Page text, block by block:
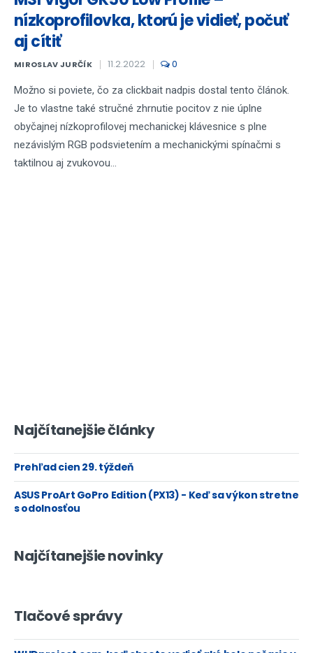
nízkoprofilovka, ktorú je vidieť, počuť
aj cítiť
MIROSLAV JURČÍK 11.2.2022 0
Možno si poviete, čo za clickbait nadpis dostal tento článok.
Je to vlastne také stručné zhrnutie pocitov z nie úplne
obyčajnej nízkoprofilovej mechanickej klávesnice s plne
nezávislým RGB podsvietením a mechanickými spínačmi s
taktilnou aj zvukovou...
Najčítanejšie články
Prehľad cien 29. týždeň
ASUS ProArt GoPro Edition (PX13) - Keď sa výkon stretne
s odolnosťou
Najčítanejšie novinky
Tlačové správy